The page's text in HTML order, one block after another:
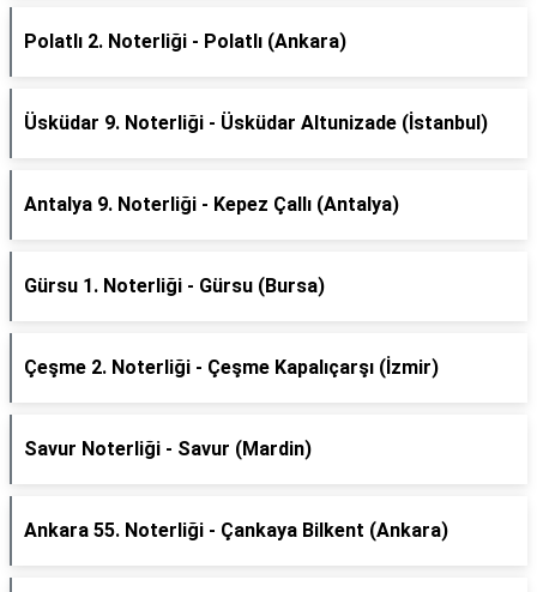
Polatlı 2. Noterliği - Polatlı (Ankara)
Üsküdar 9. Noterliği - Üsküdar Altunizade (İstanbul)
Antalya 9. Noterliği - Kepez Çallı (Antalya)
Gürsu 1. Noterliği - Gürsu (Bursa)
Çeşme 2. Noterliği - Çeşme Kapalıçarşı (İzmir)
Savur Noterliği - Savur (Mardin)
Ankara 55. Noterliği - Çankaya Bilkent (Ankara)